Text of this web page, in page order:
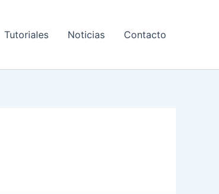
Tutoriales Noticias Contacto